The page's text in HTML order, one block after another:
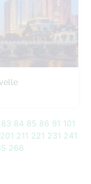
83 84 85 86 91 101
201 211 221 231 241
266